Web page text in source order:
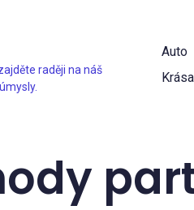
raději na náš
Auto
Krása